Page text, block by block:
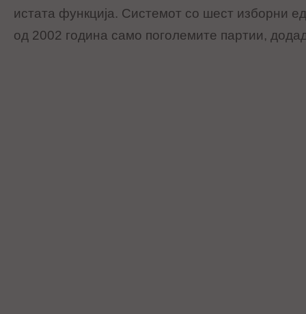
истата функција. Системот со шест изборни
од 2002 година само поголемите партии,